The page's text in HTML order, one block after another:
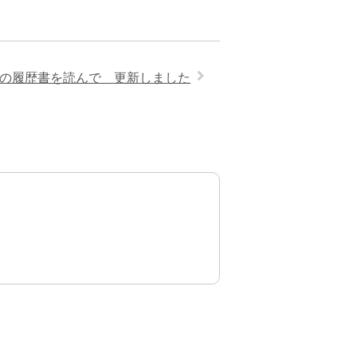
履歴書を読んで 更新しました